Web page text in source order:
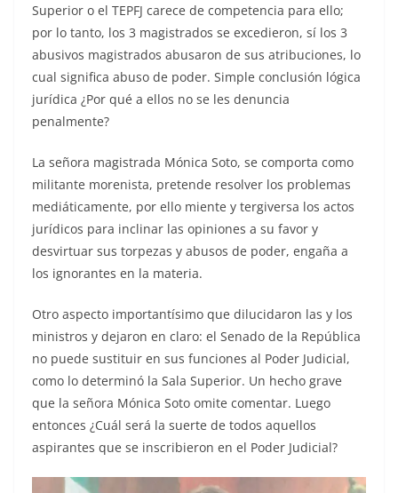
Superior o el TEPFJ carece de competencia para ello;
por lo tanto, los 3 magistrados se excedieron, sí los 3
abusivos magistrados abusaron de sus atribuciones, lo
cual significa abuso de poder. Simple conclusión lógica
jurídica ¿Por qué a ellos no se les denuncia
penalmente?
La señora magistrada Mónica Soto, se comporta como
militante morenista, pretende resolver los problemas
mediáticamente, por ello miente y tergiversa los actos
jurídicos para inclinar las opiniones a su favor y
desvirtuar sus torpezas y abusos de poder, engaña a
los ignorantes en la materia.
Otro aspecto importantísimo que dilucidaron las y los
ministros y dejaron en claro: el Senado de la República
no puede sustituir en sus funciones al Poder Judicial,
como lo determinó la Sala Superior. Un hecho grave
que la señora Mónica Soto omite comentar. Luego
entonces ¿Cuál será la suerte de todos aquellos
aspirantes que se inscribieron en el Poder Judicial?